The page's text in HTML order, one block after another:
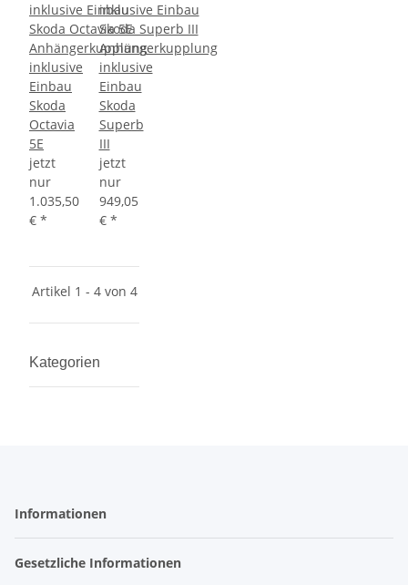
Anhängerkupplung
inklusive
Einbau
Skoda
Octavia
5E
jetzt
nur
1.035,50
€ *
Anhängerkupplung
inklusive
Einbau
Skoda
Superb
III
jetzt
nur
949,05
€ *
Artikel 1 - 4 von 4
Kategorien
Informationen
Gesetzliche Informationen